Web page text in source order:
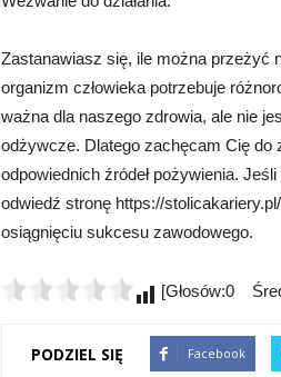
Zastanawiasz się, ile można przeżyć
organizm człowieka potrzebuje
ważna dla naszego zdrowia, ale nie
odżywcze. Dlatego zachęcam Cię do
odpowiednich źródeł pożywienia.
odwiedź stronę https://
osiągnięciu sukcesu zawodowego.
[Głosów:0
PODZIEL SIĘ Facebook